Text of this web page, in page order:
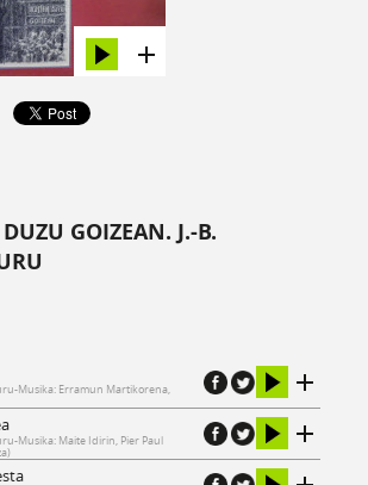
GOIZEAN. J.-B.
Musika: Erramun Martikorena,
Musika: Maite Idirin, Pier Paul